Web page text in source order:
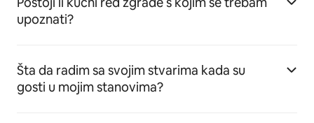
upoznati?
Šta da radim sa svojim stvarima kada su
gosti u mojim stanovima?